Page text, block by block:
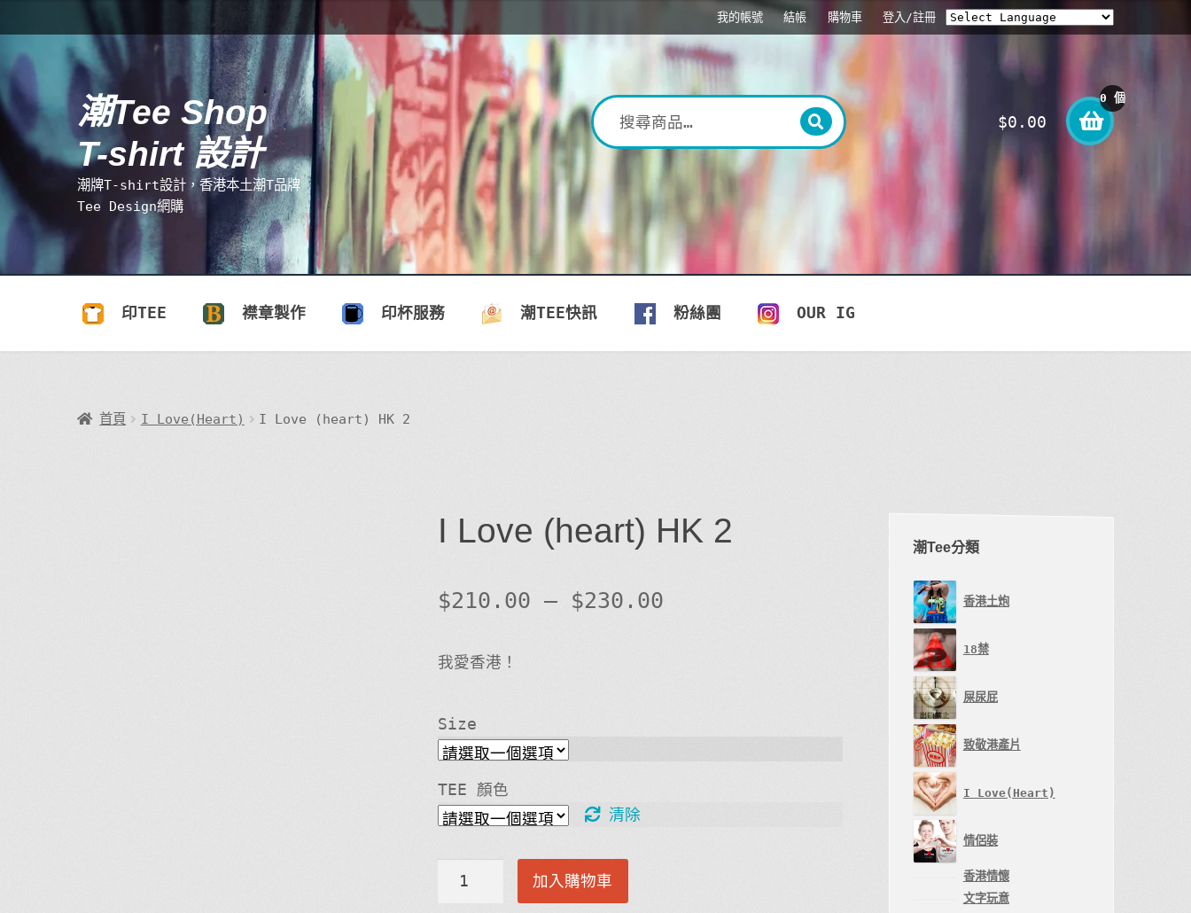
至
導
列
至
主
內
容
我的帳號 結帳 購物車 登入/註冊
潮Tee Shop
T-shirt 設計
潮牌T-shirt設計，香港本土潮T品牌
Tee Design網購
關
字:
$0.00
0 個
項目
印TEE 襟章製作 印杯服務 潮TEE快訊 粉絲團 OUR IG
首頁 I Love(Heart) I Love (heart) HK 2
I Love (heart) HK 2
$210.00 – $230.00
我愛香港！
Size
TEE 顏色
清除
加入購物車
潮Tee分類
香港土炮
18禁
屎尿屁
致敬港產片
I Love(Heart)
情侶裝
香港情懷
文字玩意